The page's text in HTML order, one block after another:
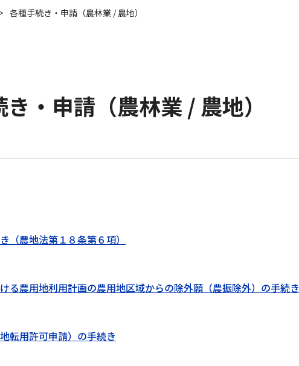
各種手続き・申請（農林業 / 農地）
・申請（農林業 / 農地）
（農地法第１８条第６項）
る農用地利用計画の農用地区域からの除外願（農振除外）の手続き
転用許可申請）の手続き